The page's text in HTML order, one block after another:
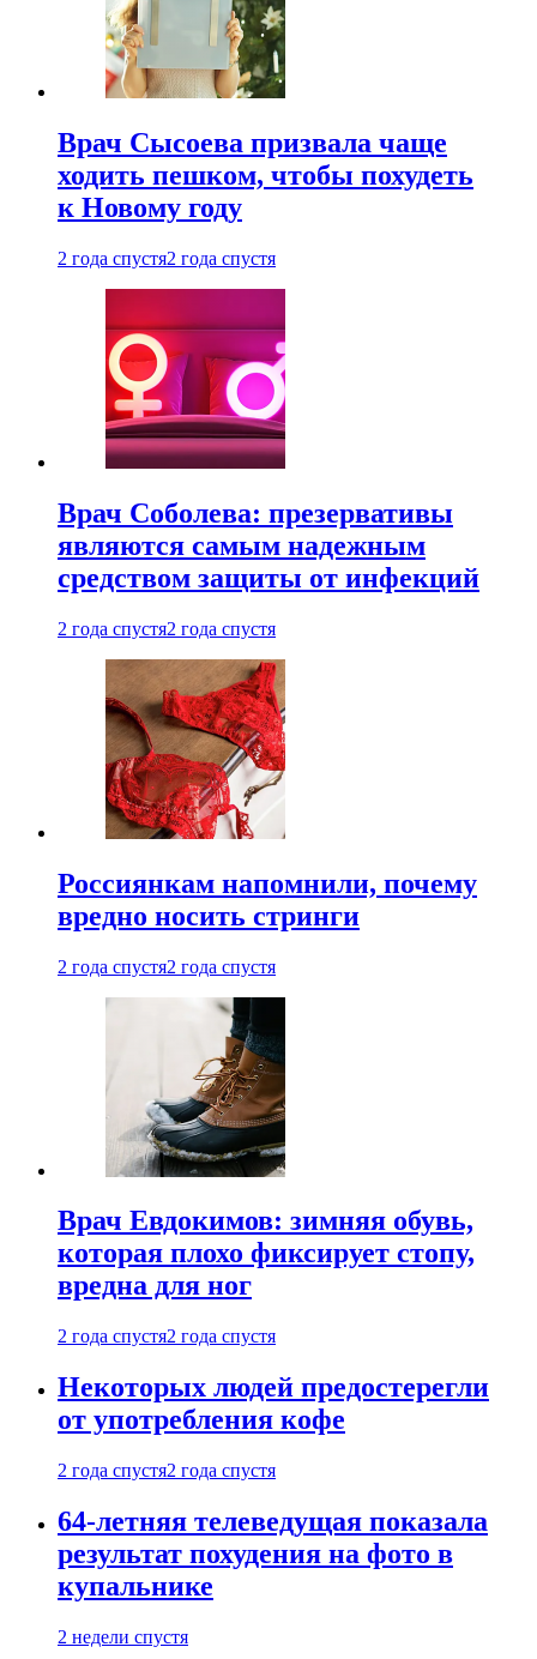
Врач Сысоева призвала чаще
ходить пешком, чтобы похудеть
к Новому году
2 года спустя2 года спустя
Врач Соболева: презервативы
являются самым надежным
средством защиты от инфекций
2 года спустя2 года спустя
Россиянкам напомнили, почему
вредно носить стринги
2 года спустя2 года спустя
Врач Евдокимов: зимняя обувь,
которая плохо фиксирует стопу,
вредна для ног
2 года спустя2 года спустя
Некоторых людей предостерегли
от употребления кофе
2 года спустя2 года спустя
64-летняя телеведущая показала
результат похудения на фото в
купальнике
2 недели спустя